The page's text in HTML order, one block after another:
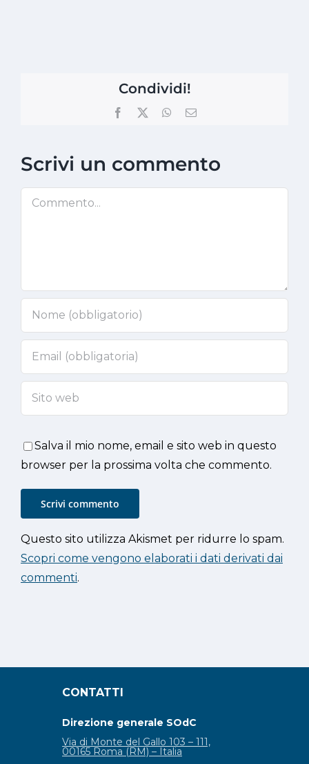
Condividi!
Facebook WhatsApp
Email
Scrivi un commento
Commento
Salva il mio nome, email e sito web in questo
browser per la prossima volta che commento.
Questo sito utilizza Akismet per ridurre lo spam.
Scopri come vengono elaborati i dati derivati dai
commenti.
CONTATTI
Direzione generale SOdC
Via di Monte del Gallo 103 – 111,
00165 Roma (RM) – Italia